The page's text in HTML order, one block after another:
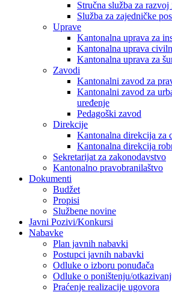
Stručna služba za
Služba za zajedničke
Uprave
Kantonalna uprava za
Kantonalna uprava
Kantonalna uprava za
Zavodi
Kantonalni zavod za
Kantonalni zavod za
uređenje
Pedagoški zavod
Direkcije
Kantonalna direkcija za
Kantonalna direkcija
Sekretarijat za zakonodavstvo
Kantonalno pravobranilaštvo
Dokumenti
Budžet
Propisi
Službene novine
Javni Pozivi/Konkursi
Nabavke
Plan javnih nabavki
Postupci javnih nabavki
Odluke o izboru ponuđača
Odluke o poništenju/
Praćenje realizacije ugovora